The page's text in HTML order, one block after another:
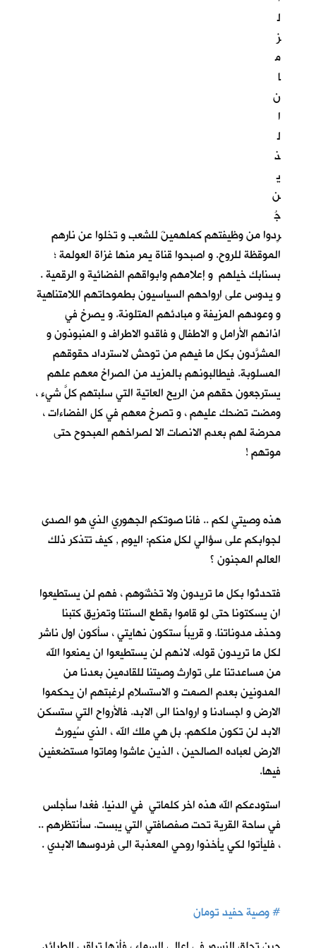
ل
ز
م
ا
ن
ا
ل
ذ
ي
ن
جُ
رِدوا من وظيفتهم كملهمينَ للشعب و تخلوا عن نارهم
الموقظة للروح. و اصبحوا قناة يمر منها غزاة العولمة ؛
بسنابك خيلهم و إعلامهم وابواقهم الفضائية و الرقمية .
و يدوس على ارواحهم السياسيون بطموحاتهم اللامتناهية
و وعودهم المزيفة و مبادئهم المتلونة. و يصرخ في
اذانهم الأرامل و الاطفال و فاقدو الاطراف و المنبوذون و
المشرَّدون بكل ما فيهم من توحش لاسترداد حقوقهم
المسلوبة. فيطالبونهم بالمزيد من الصراخ معهم علهم
يسترجعون حقهم من الريح العاتية التي سلبتهم كلَّ شيء ،
ومضت تضحك عليهم ، و تصرخ معهم في كل الفضاءات ،
محرضة لهم بعدم الانصات الا لصراخهم المبحوح حتى
موتهم !
هذه وصيتي لكم .. فانا صوتكم الجهوري الذي هو الصدى
لجوابكم على سؤالي لكلٍ منكم: اليوم , كيف تتذكر ذلك
العالم المجنون ؟
فتحدثوا بكل ما تريدون ولا تخشَوهم ، فهم لن يستطيعوا
ان يسكتونا حتى لو قاموا بقطع السنتنا وتمزيق كتبنا
وحذف مدوناتنا. و قريباً ستكون نهايتي ، سأكون اول ناشر
لكل ما تريدون قوله، لانهم لن يستطيعوا ان يمنعوا الله
من مساعدتنا على توارث وصيتنا للقادمين بعدنا من
المدونين بعدم الصمت و الاستسلام لرغبتهم ان يحكموا
الارض و اجسادنا و ارواحنا الى الابد. فالأرواح التي ستسكن
الابد لن تكون ملكهم. بل هي ملك الله ، الذي سُيورث
الارض لعباده الصالحين ، الذين عاشوا وماتوا مستضعفين
فيها.
استودعكم الله هذه اخر كلماتي في الدنيا. فغدا سأجلس
في ساحة القرية تحت صفصافتي التي يبست. سأنتظرهم ..
، فليأتوا لكي يأخذوا روحي المعذبة الى فردوسها الابدي .
#وصية حفيد تومان